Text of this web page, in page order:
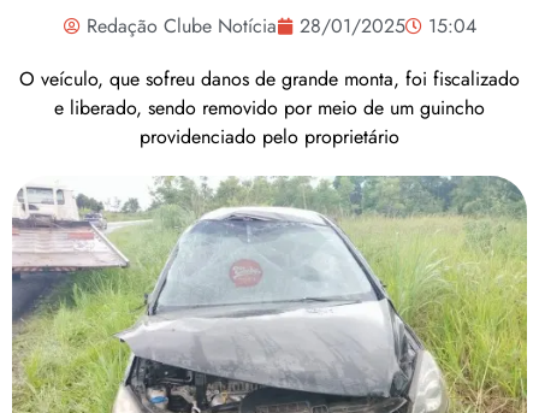
Redação Clube Notícia 28/01/2025
15:04
O veículo, que sofreu danos de grande monta, foi fiscalizado
e liberado, sendo removido por meio de um guincho
providenciado pelo proprietário